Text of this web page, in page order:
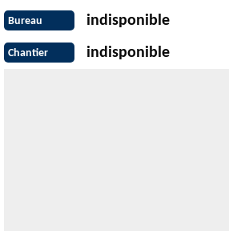
Bureau indisponible
Chantier indisponible